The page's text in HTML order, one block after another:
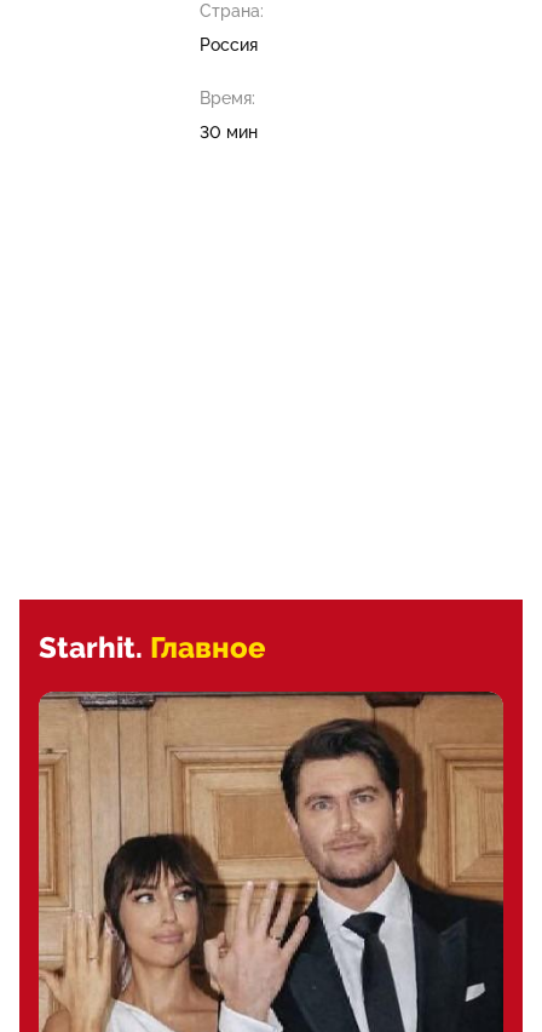
Страна:
Россия
Время:
30 мин
Starhit. Главное